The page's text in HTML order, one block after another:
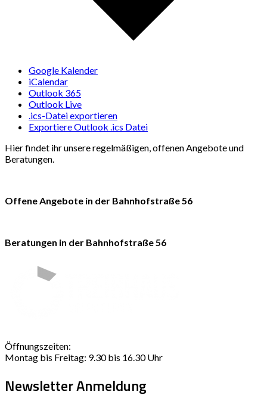
Google Kalender
iCalendar
Outlook 365
Outlook Live
.ics-Datei exportieren
Exportiere Outlook .ics Datei
Hier findet ihr unsere regelmäßigen, offenen Angebote und
Beratungen.
Offene Angebote in der Bahnhofstraße 56
Beratungen in der Bahnhofstraße 56
Öffnungszeiten:
Montag bis Freitag: 9.30 bis 16.30 Uhr
Newsletter Anmeldung